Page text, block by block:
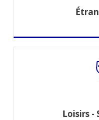
Loisirs -